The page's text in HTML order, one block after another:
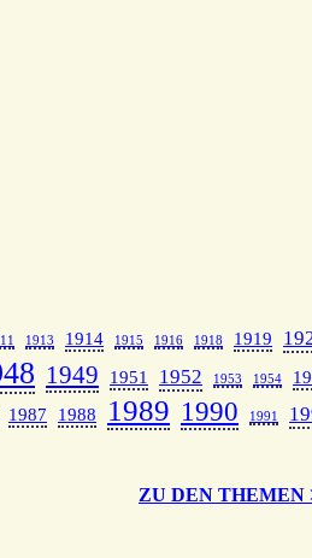
1913 1914 1915 1916 1918 1919
1949 1951 1952 1953 1954
1987 1988 1989 1990 1991
ZU DEN THEMEN